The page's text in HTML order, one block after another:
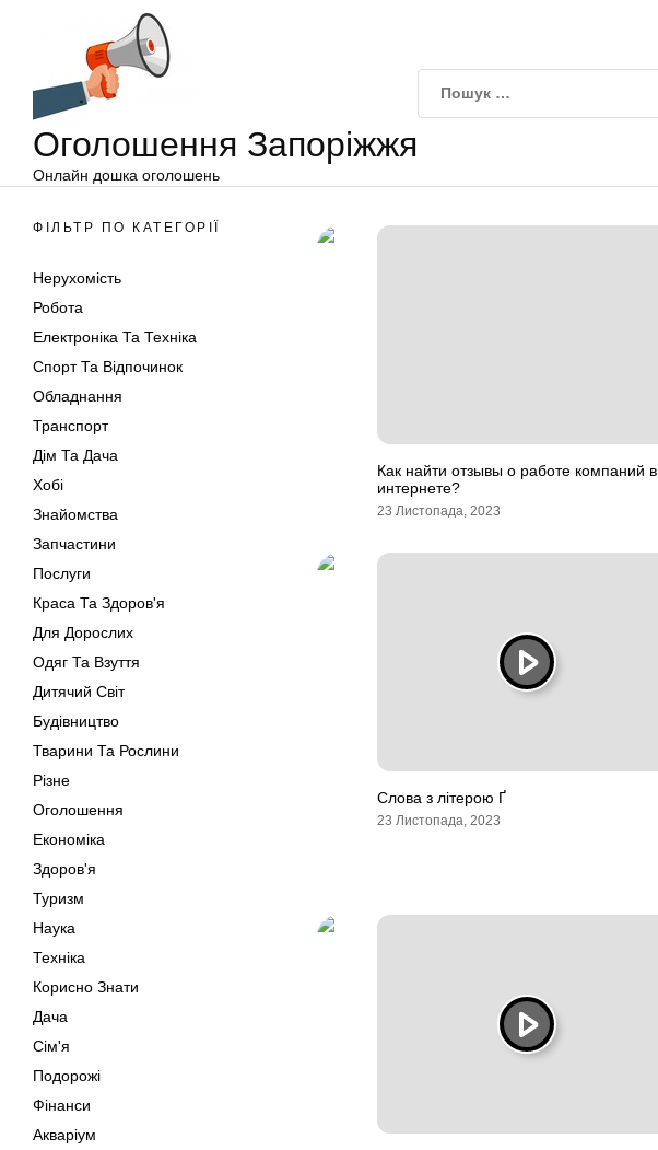
Оголошення Запоріжжя
Онлайн дошка оголошень
ФІЛЬТР ПО КАТЕГОРІЇ
Нерухомість
Робота
Електроніка Та Техніка
Спорт Та Відпочинок
Обладнання
Транспорт
Дім Та Дача
Хобі
Знайомства
Запчастини
Послуги
Краса Та Здоров'я
Для Дорослих
Одяг Та Взуття
Дитячий Світ
Будівництво
Тварини Та Рослини
Різне
Оголошення
Економіка
Здоров'я
Туризм
Наука
Техніка
Корисно Знати
Дача
Сім'я
Подорожі
Фінанси
Акваріум
Как найти отзывы о работе компаний в
интернете?
23 Листопада, 2023
Слова з літерою Ґ
23 Листопада, 2023